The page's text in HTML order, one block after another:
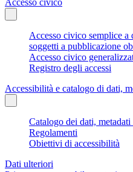
Accesso civico semplice
soggetti a pubblicazione
Accesso civico
Registro degli accessi
Accessibilità e catalogo di dati,
Catalogo dei dati,
Regolamenti
Obiettivi di accessibilità
Dati ulteriori